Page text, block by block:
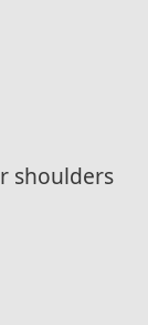
shoulders